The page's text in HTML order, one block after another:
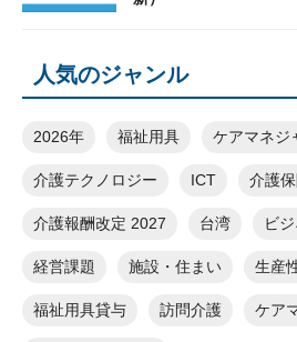
人気のジャンル
2026年 福祉用具 ケアマネジ
介護テクノロジー ICT 介護
介護報酬改定 2027 台湾 ビ
経営課題 施設・住まい 生産
福祉用具貸与 訪問介護 ケア